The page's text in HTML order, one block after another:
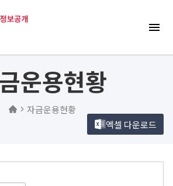
운용현황
자금운용현황
엑셀 다운로드